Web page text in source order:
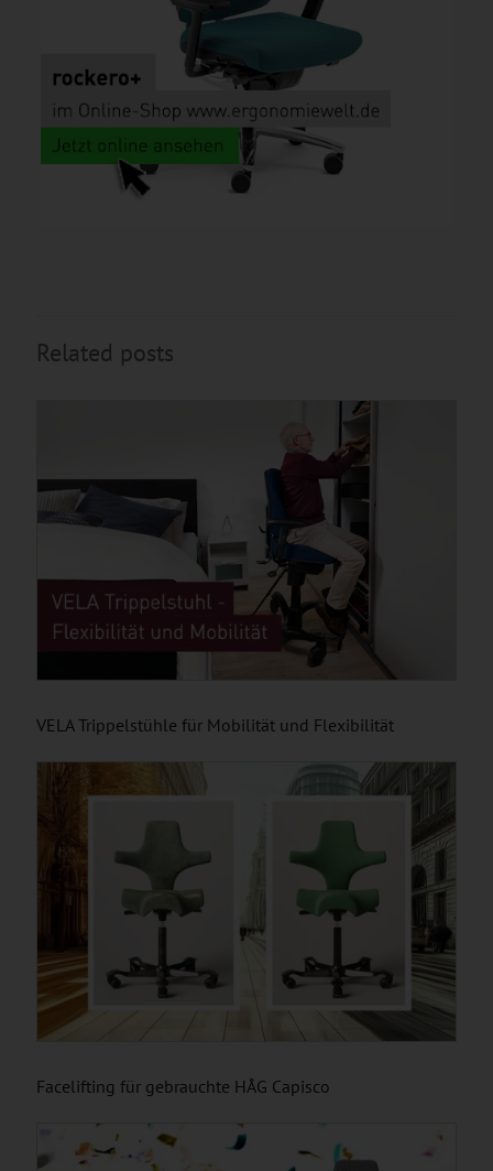
Related posts
VELA Trippelstühle für Mobilität und Flexibilität
Facelifting für gebrauchte HÅG Capisco